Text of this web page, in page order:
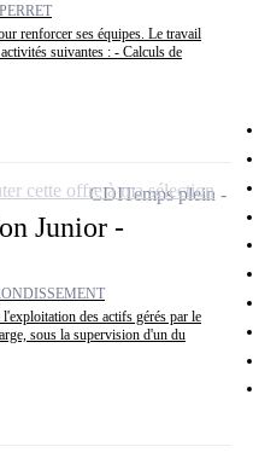
renforcer ses équipes. Le travail
suivantes : - Calculs de
Junior -
des actifs gérés par le
sous la supervision d'un du
CDITemps plein
cette offre à ma sélection